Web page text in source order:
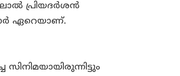
പ്രിയദർശൻ
ഏറെയാണ്.